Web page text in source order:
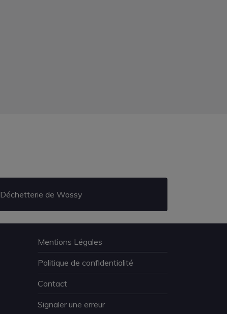
Déchetterie de Wassy
Mentions Légales
Politique de confidentialité
Contact
Signaler une erreur